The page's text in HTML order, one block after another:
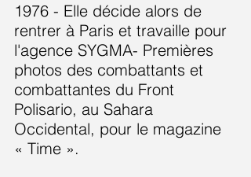
1976 - Elle décide alors de
rentrer à Paris et travaille pour
l'agence SYGMA- Premières
photos des combattants et
combattantes du Front
Polisario, au Sahara
Occidental, pour le magazine
« Time ».